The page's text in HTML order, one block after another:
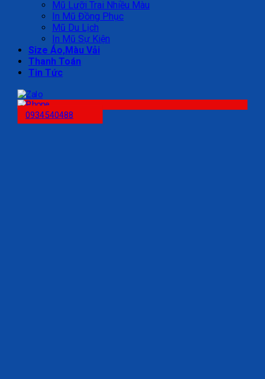
Mũ Lưỡi Trai Nhiều Màu
In Mũ Đồng Phục
Mũ Du Lịch
In Mũ Sự Kiện
Size Áo,Màu Vải
Thanh Toán
Tin Tức
0934540488